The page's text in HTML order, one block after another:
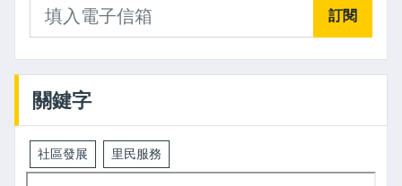
訂閱
關鍵字
社區發展 里民服務